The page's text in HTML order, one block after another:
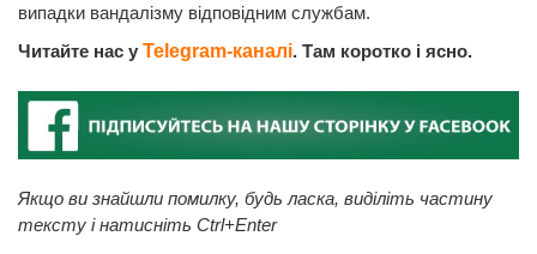
випадки вандалізму відповідним службам.
Читайте нас у Telegram-каналі. Там коротко і ясно.
Якщо ви знайшли помилку, будь ласка, виділіть частину
тексту і натисніть Ctrl+Enter